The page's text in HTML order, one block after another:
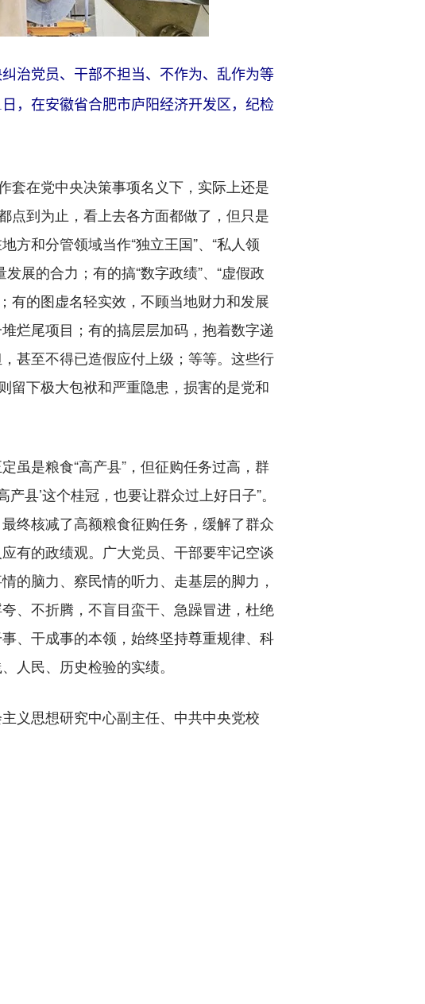
治党员、干部不担当、不作为、乱作为等
，在安徽省合肥市庐阳经济开发区，纪检
在党中央决策事项名义下，实际上还是
点到为止，看上去各方面都做了，但只是
方和分管领域当作“独立王国”、“私人领
展的合力；有的搞“数字政绩”、“虚假政
有的图虚名轻实效，不顾当地财力和发展
烂尾项目；有的搞层层加码，抱着数字递
甚至不得已造假应付上级；等等。这些行
留下极大包袱和严重隐患，损害的是党和
是粮食“高产县”，但征购任务过高，群
县’这个桂冠，也要让群众过上好日子”。
终核减了高额粮食征购任务，缓解了群众
有的政绩观。广大党员、干部要牢记空谈
的脑力、察民情的听力、走基层的脚力，
、不折腾，不盲目蛮干、急躁冒进，杜绝
、干成事的本领，始终坚持尊重规律、科
人民、历史检验的实绩。
义思想研究中心副主任、中共中央党校